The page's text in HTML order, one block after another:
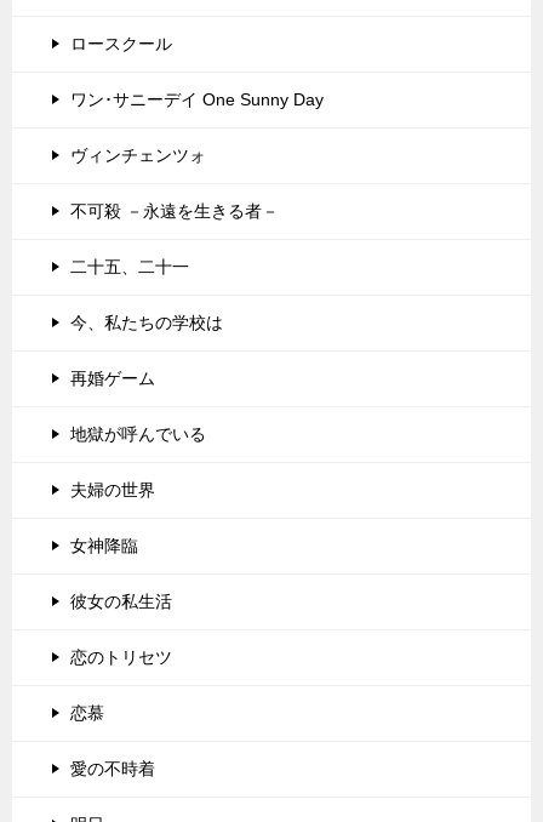
ロースクール
ワン･サニーデイ One Sunny Day
ヴィンチェンツォ
不可殺 －永遠を生きる者－
二十五、二十一
今、私たちの学校は
再婚ゲーム
地獄が呼んでいる
夫婦の世界
女神降臨
彼女の私生活
恋のトリセツ
恋慕
愛の不時着